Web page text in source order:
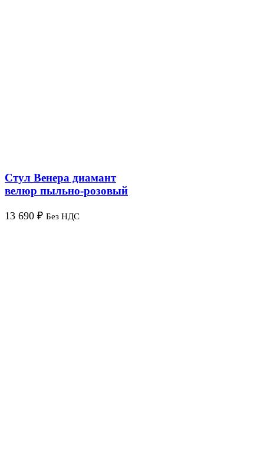
Стул Венера диамант
велюр пыльно-розовый
13 690 ₽ Без НДС